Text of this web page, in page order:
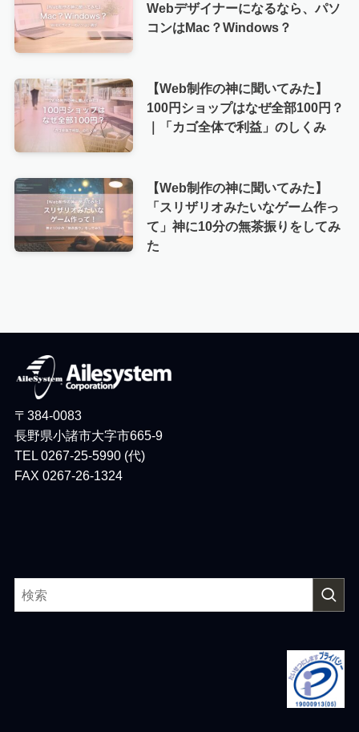
Webデザイナーになるなら、パソ
コンはMac？Windows？
【Web制作の神に聞いてみた】
100円ショップはなぜ全部100円？
｜「カゴ全体で利益」のしくみ
【Web制作の神に聞いてみた】
「スリザリオみたいなゲーム作っ
て」神に10分の無茶振りをしてみ
た
〒384-0083
長野県小諸市大字市665-9
TEL 0267-25-5990 (代)
FAX 0267-26-1324